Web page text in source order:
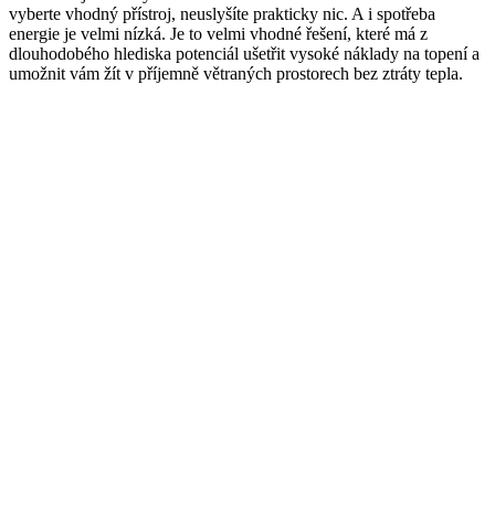
vyberte vhodný přístroj, neuslyšíte prakticky nic. A i spotřeba
energie je velmi nízká. Je to velmi vhodné řešení, které má z
dlouhodobého hlediska potenciál ušetřit vysoké náklady na topení a
umožnit vám žít v příjemně větraných prostorech bez ztráty tepla.